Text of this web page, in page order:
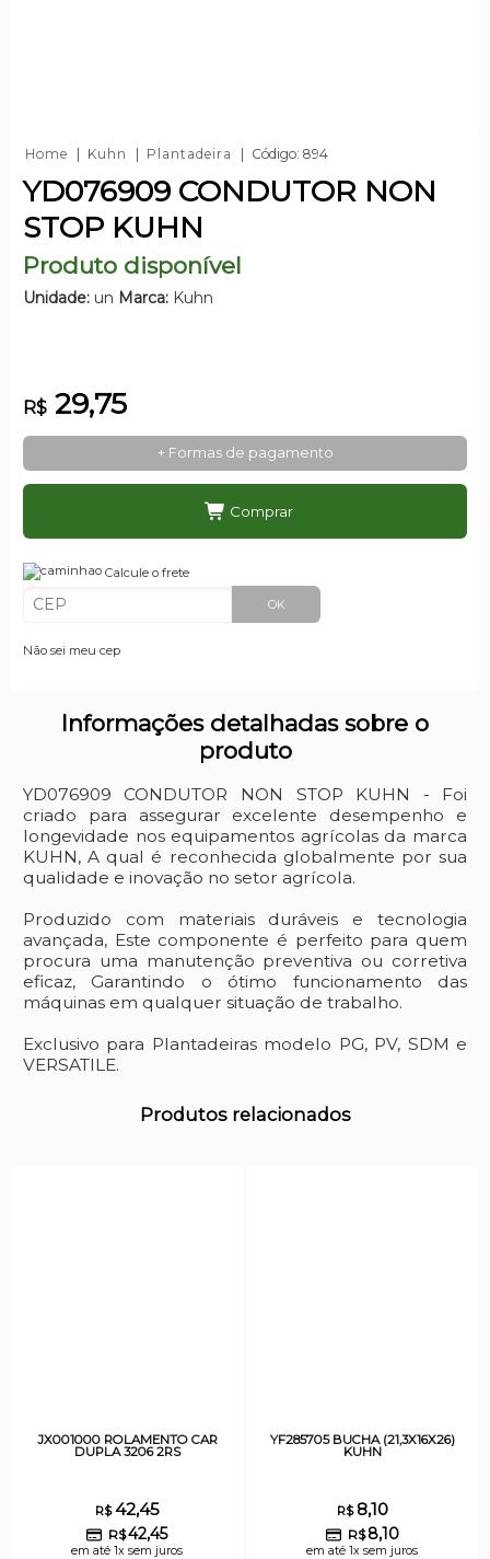
Home Kuhn Plantadeira Código: 894
YD076909 CONDUTOR NON
STOP KUHN
Produto disponível
Unidade:un Marca:Kuhn
R$29,75
+ Formas de pagamento
Comprar
Calcule o frete
OK
Não sei meu cep
Informações detalhadas sobre o
produto
YD076909 CONDUTOR NON STOP KUHN - Foi
criado para assegurar excelente desempenho e
longevidade nos equipamentos agrícolas da marca
KUHN, A qual é reconhecida globalmente por sua
qualidade e inovação no setor agrícola.
Produzido com materiais duráveis e tecnologia
avançada, Este componente é perfeito para quem
procura uma manutenção preventiva ou corretiva
eficaz, Garantindo o ótimo funcionamento das
máquinas em qualquer situação de trabalho.
Exclusivo para Plantadeiras modelo PG, PV, SDM e
VERSATILE.
Produtos relacionados
JX001000 ROLAMENTO CAR
DUPLA 3206 2RS
R$42,45
R$42,45
em até 1x sem juros
YF285705 BUCHA (21,3X16X26)
KUHN
R$8,10
R$ 8,10
em até 1x sem juros